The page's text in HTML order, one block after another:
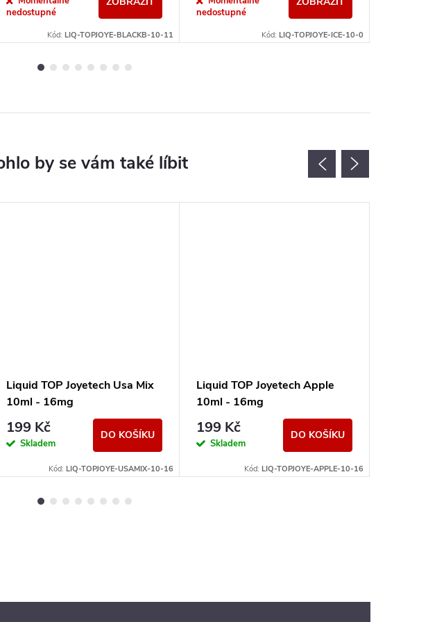
nedostupné
Kód: LIQ-TOPJOYE-BLACKB-10-11
nedostupné
Kód: LIQ-TOPJOYE-ICE-10-0
Liquid TOP Joyetech Usa Mix
10ml - 16mg
199 Kč
Skladem
DO KOŠÍKU
Kód: LIQ-TOPJOYE-USAMIX-10-16
Liquid TOP Joyetech Apple
10ml - 16mg
199 Kč
Skladem
DO KOŠÍKU
Kód: LIQ-TOPJOYE-APPLE-10-16